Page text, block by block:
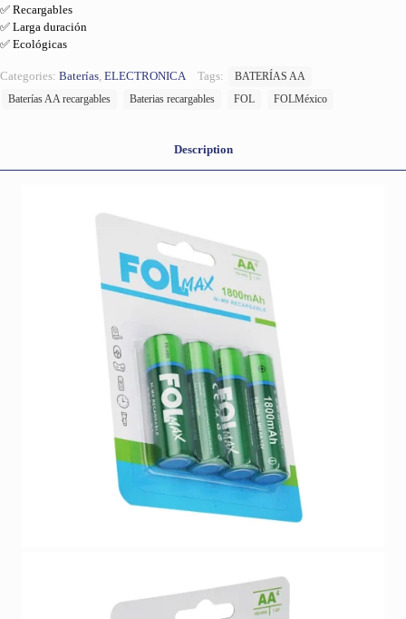
✅ Recargables
✅ Larga duración
✅ Ecológicas
Categories: Baterías, ELECTRONICA Tags:
BATERÍAS AA
Baterías AA recargables
Baterias recargables FOL FOLMéxico
Description